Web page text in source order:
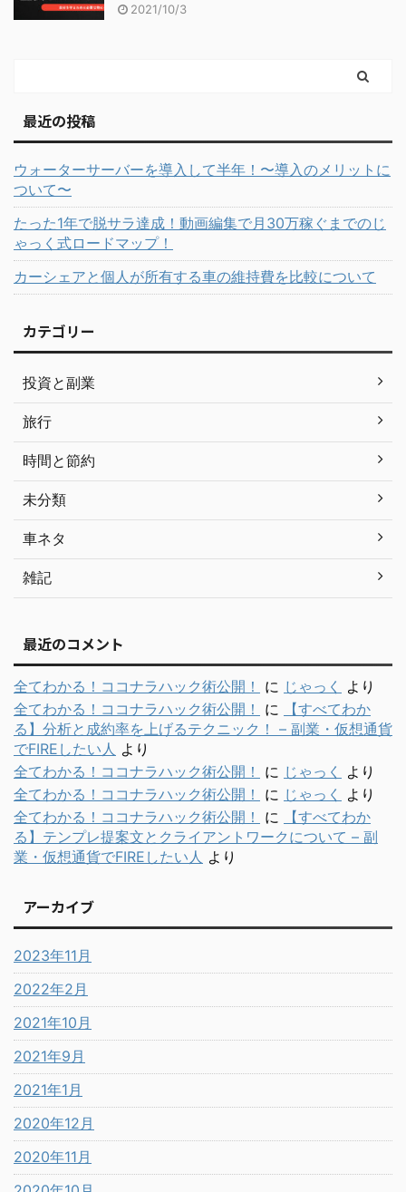
2021/10/3
最近の投稿
ウォーターサーバーを導入して半年！〜導入のメリットに
ついて〜
たった1年で脱サラ達成！動画編集で月30万稼ぐまでのじ
ゃっく式ロードマップ！
カーシェアと個人が所有する車の維持費を比較について
カテゴリー
投資と副業
旅行
時間と節約
未分類
車ネタ
雑記
最近のコメント
全てわかる！ココナラハック術公開！ に じゃっく
より
全てわかる！ココナラハック術公開！
に
【すべてわか
る】分析と成約率を上げるテクニック！ – 副業・仮想通貨
でFIREしたい人 より
全てわかる！ココナラハック術公開！
に じゃっく
より
全てわかる！ココナラハック術公開！
に じゃっく
より
全てわかる！ココナラハック術公開！
に
【すべてわか
る】テンプレ提案文とクライアントワークについて – 副
業・仮想通貨でFIREしたい人 より
アーカイブ
2023年11月
2022年2月
2021年10月
2021年9月
2021年1月
2020年12月
2020年11月